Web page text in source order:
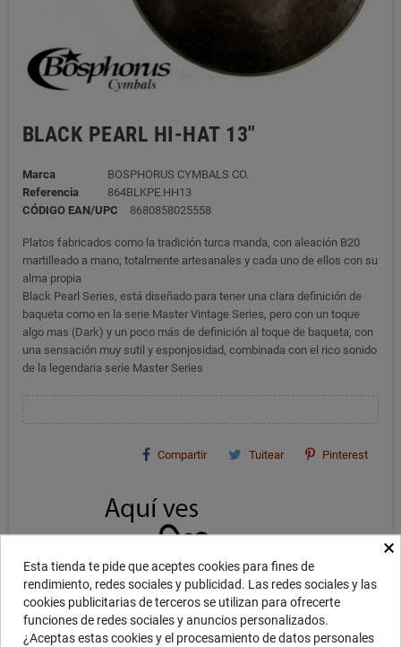
BLACK PEARL HI-HAT 13"
Marca
BOSPHORUS CYMBALS CO.
Referencia
864BLKPE.HH13
CÓDIGO EAN/UPC
8680858025558
Platos fabricados como la tradición turca manda, con aleación B20
martilleado a mano, totalmente artesanales y cada uno de ellos con su
alma propia
Black Pearl Series, está diseñado para tener una clara definición de
baqueta como en la serie Master Vintage Series, pero con un toque
algo mas (Dark) y un poco más de definición al toque de baqueta, con
una sensación muy sutil y esponjosidad, combinada con el rico sonido
de la legendaria serie Master Series
Compartir Tuitear Pinterest
×
Esta tienda te pide que aceptes cookies para fines de
rendimiento, redes sociales y publicidad. Las redes sociales y las
cookies publicitarias de terceros se utilizan para ofrecerte
funciones de redes sociales y anuncios personalizados.
¿Aceptas estas cookies y el procesamiento de datos personales